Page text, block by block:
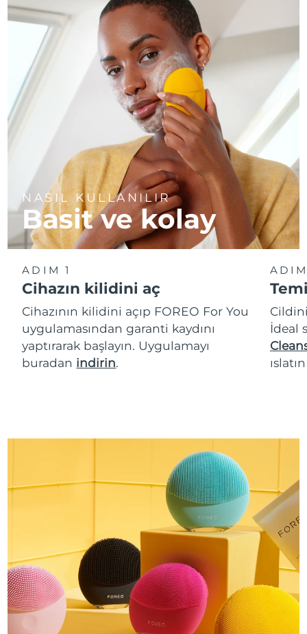
NASIL KULLANILIR
Basit ve kolay
ADIM 1
Cihazın kilidini aç
Cihazının kilidini açıp FOREO For You
uygulamasından garanti kaydını
yaptırarak başlayın. Uygulamayı
buradan indirin.
İdeal